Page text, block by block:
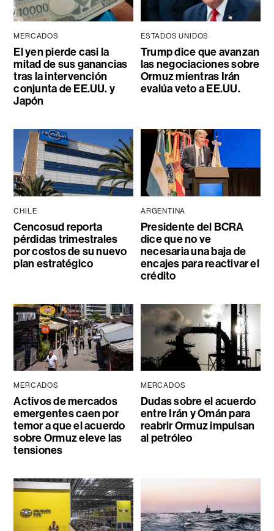
MERCADOS
El yen pierde casi la
mitad de sus ganancias
tras la intervención
conjunta de EE.UU. y
Japón
ESTADOS UNIDOS
Trump dice que avanzan
las negociaciones sobre
Ormuz mientras Irán
evalúa veto a EE.UU.
CHILE
Cencosud reporta
pérdidas trimestrales
por costos de su nuevo
plan estratégico
ARGENTINA
Presidente del BCRA
dice que no ve
necesaria una baja de
encajes para reactivar el
crédito
MERCADOS
Activos de mercados
emergentes caen por
temor a que el acuerdo
sobre Ormuz eleve las
tensiones
MERCADOS
Dudas sobre el acuerdo
entre Irán y Omán para
reabrir Ormuz impulsan
al petróleo